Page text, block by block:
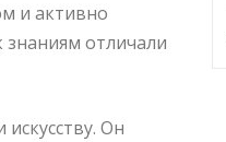
и активно
знаниям отличали
Он